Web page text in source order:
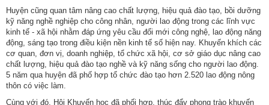
Hợp
tác
đào
tạo
Các
dự
án,
Huyện cũng quan tâm nâng cao chất lượng, hiệu quả đào tạo, bồi dưỡng
kỹ năng nghề nghiệp cho công nhân, người lao động trong các lĩnh vực
kinh tế - xã hội nhằm đáp ứng yêu cầu đổi mới công nghệ, lao động năng
động, sáng tạo trong điều kiện nền kinh tế số hiện nay. Khuyến khích các
cơ quan, đơn vị, doanh nghiệp, tổ chức xã hội, cơ sở giáo dục nâng cao
chất lượng, hiệu quả đào tạo nghề và kỹ năng sống cho người lao động.
5 năm qua huyện đã phố hợp tổ chức đào tạo hơn 2.520 lao động nông
thôn có việc làm.
Cùng với đó, Hội Khuyến học đã phối hợp, thúc đẩy phong trào khuyến